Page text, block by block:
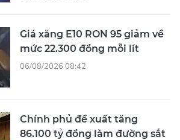
Giá xăng E10 RON 95 giảm về
mức 22.300 đồng mỗi lít
06/08/2026 08:42
Chính phủ đề xuất tăng
86.100 tỷ đồng làm đường sắt